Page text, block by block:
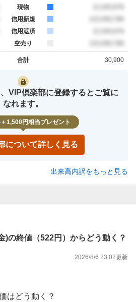
現物
信用新規
信用返済
空売り
合計 30,900
VIP倶楽部に登録するとご覧に
なれます。
1,500円相当プレゼント
について詳しく見る
出来高内訳をもっと見る
)の終値（522円）からどう動く？
2026/8/6 23:02更新
はどう動く？